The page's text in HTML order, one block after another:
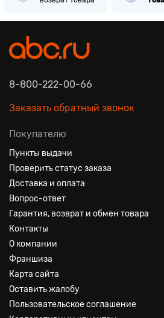
8-800-222-00-66
Заказать обратный звонок
Покупателю
Пункты выдачи
Проверить статус заказа
Доставка и оплата
Вопрос-ответ
Гарантия, возврат и обмен товара
Контакты
О компании
Франшиза
Карта сайта
Оставить жалобу
Пользовательское соглашение